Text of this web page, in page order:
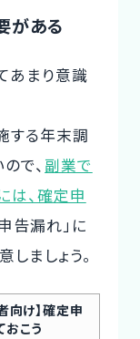
がある
あまり意識
する年末調
で、 副業で
は、確定申
告漏れ」に
ましょう。
向け】確定申
こう